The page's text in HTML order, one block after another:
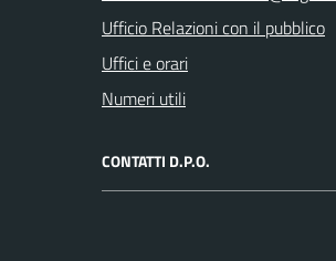
Ufficio Relazioni con il pubblico
Uffici e orari
Numeri utili
CONTATTI D.P.O.